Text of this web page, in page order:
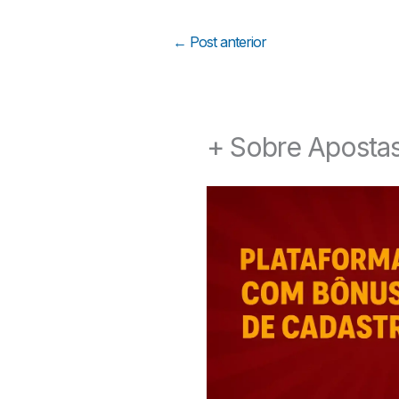
← Post anterior
+ Sobre